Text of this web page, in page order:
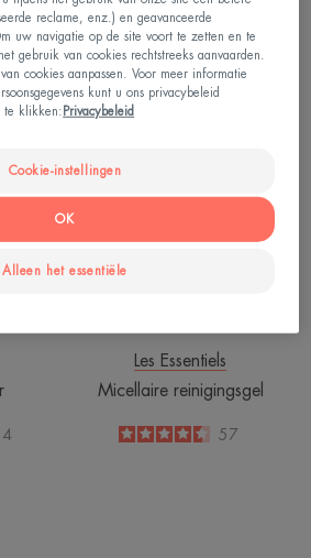
Reinigend wasblokje met
diepreinigend effect
4.9
/
5
-
36
Les Essentiels
Micellaire reinigingsgel
4.5
/
5
57
reclame, enz.) en geavanceerde
uw navigatie op de site voort te zetten en te
gebruik van cookies rechtstreeks aanvaarden.
cookies aanpassen. Voor meer informatie
kunt u ons privacybeleid
te klikken: Privacybeleid
Cookie-instellingen
Alleen het essentiële
OK